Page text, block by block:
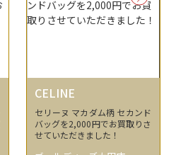
CELINE
セリーヌ マカダム柄 セカンド
バッグを2,000円でお買取りさ
せていただきました！